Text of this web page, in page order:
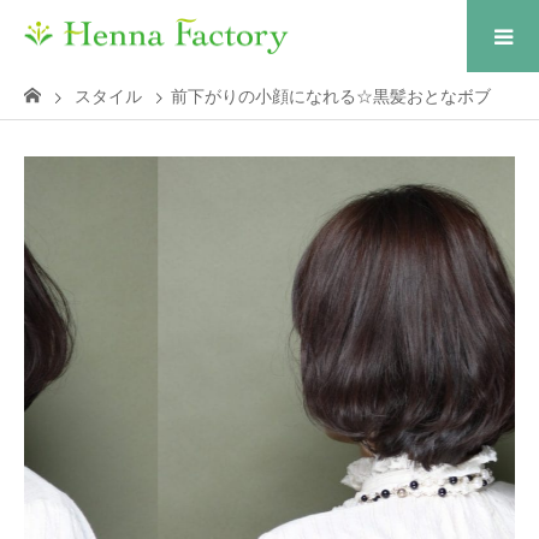
スタイル 前下がりの小顔になれる☆黒髪おとなボブ